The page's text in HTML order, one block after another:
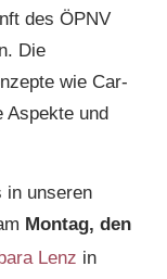
des ÖPNV
Die
wie Car-
Aspekte und
in unseren
Montag, den
Lenz in